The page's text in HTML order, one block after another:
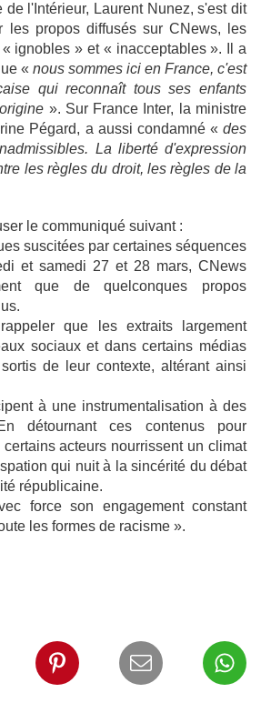
de l'Intérieur, Laurent Nunez, s'est dit
les propos diffusés sur CNews, les
ignobles » et « inacceptables ». Il a
« nous sommes ici en France, c'est
qui reconnaît tous ses enfants
». Sur France Inter, la ministre
Pégard, a aussi condamné « des
La liberté d'expression
les règles du droit, les règles de la
le communiqué suivant :
suscitées par certaines séquences
et samedi 27 et 28 mars, CNews
que de quelconques propos
que les extraits largement
sociaux et dans certains médias
de leur contexte, altérant ainsi
à une instrumentalisation à des
détournant ces contenus pour
acteurs nourrissent un climat
qui nuit à la sincérité du débat
républicaine.
force son engagement constant
les formes de racisme ».